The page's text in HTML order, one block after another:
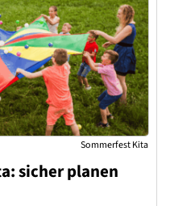
Sommerfest Kita
sicher planen